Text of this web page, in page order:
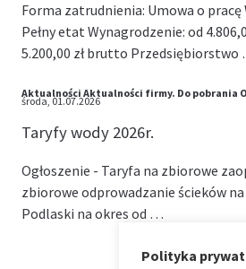
Forma zatrudnienia: Umowa o pracę
Pełny etat Wynagrodzenie: od
5.200,00 zł brutto
Aktualności Aktualności firmy. Do pobrania
środa, 01.07.2026
Taryfy wody 2026r.
Ogłoszenie - Taryfa na zbiorowe
zbiorowe odprowadzanie ścieków
Podlaski na okres od …
Polityka